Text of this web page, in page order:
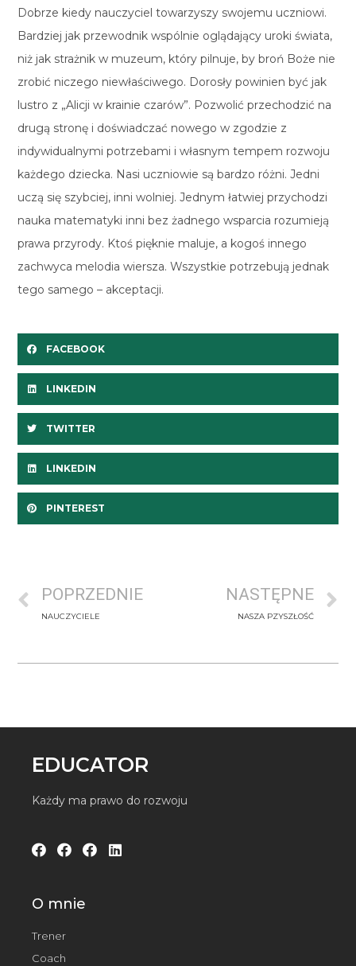
Dobrze kiedy nauczyciel towarzyszy swojemu uczniowi.
Bardziej jak przewodnik wspólnie oglądający uroki świata,
niż jak strażnik w muzeum, który pilnuje, by broń Boże nie
zrobić niczego niewłaściwego. Dorosły powinien być jak
lustro z „Alicji w krainie czarów”. Pozwolić przechodzić na
drugą stronę i doświadczać nowego w zgodzie z
indywidualnymi potrzebami i własnym tempem rozwoju
każdego dziecka. Nasi uczniowie są bardzo różni. Jedni
uczą się szybciej, inni wolniej. Jednym łatwiej przychodzi
nauka matematyki inni bez żadnego wsparcia rozumieją
prawa przyrody. Ktoś pięknie maluje, a kogoś innego
zachwyca melodia wiersza. Wszystkie potrzebują jednak
tego samego – akceptacji.
FACEBOOK
LINKEDIN
TWITTER
LINKEDIN
PINTEREST
POPRZEDNIE
NAUCZYCIELE
NASTĘPNE
NASZA PZYSZŁOŚĆ
EDUCATOR
Każdy ma prawo do rozwoju
O mnie
Trener
Coach